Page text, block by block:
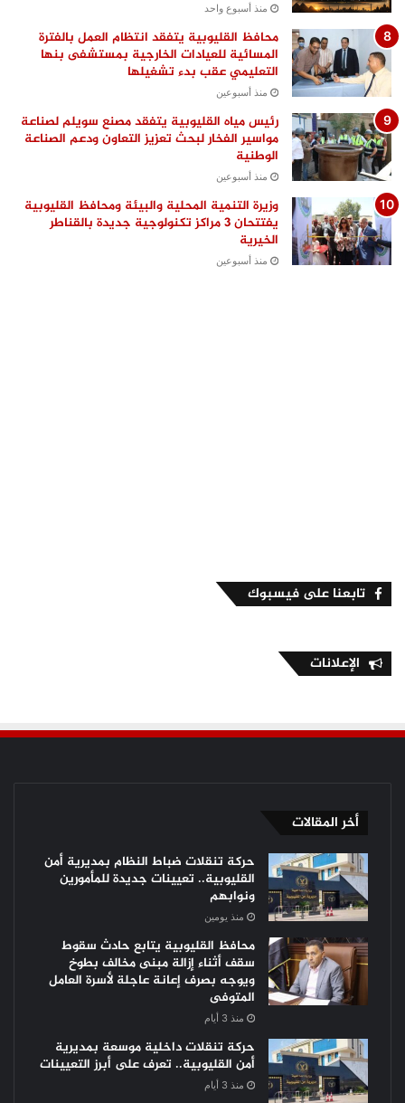
منذ أسبوع واحد
محافظ القليوبية يتفقد انتظام العمل بالفترة
المسائية للعيادات الخارجية بمستشفى بنها
التعليمي عقب بدء تشغيلها
منذ أسبوعين
رئيس مياه القليوبية يتفقد مصنع سويلم لصناعة
مواسير الفخار لبحث تعزيز التعاون ودعم الصناعة
الوطنية
منذ أسبوعين
وزيرة التنمية المحلية والبيئة ومحافظ القليوبية
يفتتحان 3 مراكز تكنولوجية جديدة بالقناطر
الخيرية
منذ أسبوعين
تابعنا على فيسبوك
الإعلانات
أخر المقالات
حركة تنقلات ضباط النظام بمديرية أمن
القليوبية.. تعيينات جديدة للمأمورين
ونوابهم
منذ يومين
محافظ القليوبية يتابع حادث سقوط
سقف أثناء إزالة مبنى مخالف بطوخ
ويوجه بصرف إعانة عاجلة لأسرة العامل
المتوفى
منذ 3 أيام
حركة تنقلات داخلية موسعة بمديرية
أمن القليوبية.. تعرف على أبرز التعيينات
منذ 3 أيام